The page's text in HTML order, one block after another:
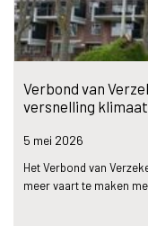
Verbond van
versnelling
5 mei 2026
Het Verbond van
meer vaart te maken